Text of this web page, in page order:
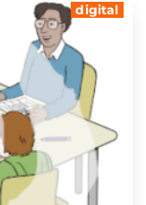
digital